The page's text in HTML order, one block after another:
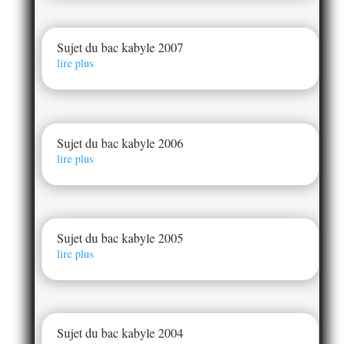
Sujet du bac kabyle 2007
lire plus
Sujet du bac kabyle 2006
lire plus
Sujet du bac kabyle 2005
lire plus
Sujet du bac kabyle 2004